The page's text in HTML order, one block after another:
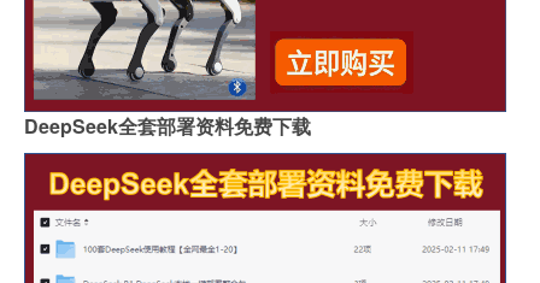
DeepSeek全套部署资料免费下载